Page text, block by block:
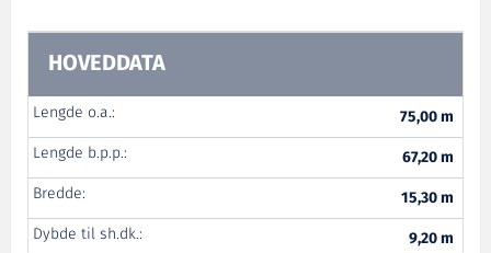
HOVEDDATA
Lengde o.a.:
75,00 m
Lengde b.p.p.:
67,20 m
Bredde:
15,30 m
Dybde til sh.dk.:
9,20 m